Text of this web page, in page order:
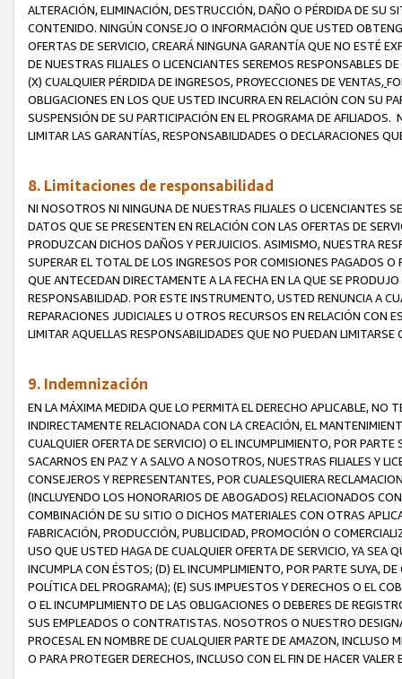
ALTERACIÓN, ELIMINACIÓN, DESTRUCCIÓN, DAÑO O PÉRDIDA DE SU
CONTENIDO. NINGÚN CONSEJO O INFORMACIÓN QUE USTED
OFERTAS DE SERVICIO, CREARÁ NINGUNA GARANTÍA QUE NO ESTÉ
DE NUESTRAS FILIALES O LICENCIANTES SEREMOS RESPONSABLES
(X) CUALQUIER PÉRDIDA DE INGRESOS, PROYECCIONES DE VENTAS,
OBLIGACIONES EN LOS QUE USTED INCURRA EN RELACIÓN CON SU
SUSPENSIÓN DE SU PARTICIPACIÓN EN EL PROGRAMA DE
LIMITAR LAS GARANTÍAS, RESPONSABILIDADES O DECLARACIONES
8. Limitaciones de responsabilidad
NI NOSOTROS NI NINGUNA DE NUESTRAS FILIALES O LICENCIANTES
DATOS QUE SE PRESENTEN EN RELACIÓN CON LAS OFERTAS DE
PRODUZCAN DICHOS DAÑOS Y PERJUICIOS. ASIMISMO, NUESTRA
SUPERAR EL TOTAL DE LOS INGRESOS POR COMISIONES PAGADOS
QUE ANTECEDAN DIRECTAMENTE A LA FECHA EN LA QUE SE
RESPONSABILIDAD. POR ESTE INSTRUMENTO, USTED RENUNCIA A
REPARACIONES JUDICIALES U OTROS RECURSOS EN RELACIÓN CON
LIMITAR AQUELLAS RESPONSABILIDADES QUE NO PUEDAN LIMITARSE
9. Indemnización
EN LA MÁXIMA MEDIDA QUE LO PERMITA EL DERECHO APLICABLE,
INDIRECTAMENTE RELACIONADA CON LA CREACIÓN, EL
CUALQUIER OFERTA DE SERVICIO) O EL INCUMPLIMIENTO, POR
SACARNOS EN PAZ Y A SALVO A NOSOTROS, NUESTRAS FILIALES Y
CONSEJEROS Y REPRESENTANTES, POR CUALESQUIERA
(INCLUYENDO LOS HONORARIOS DE ABOGADOS) RELACIONADOS
COMBINACIÓN DE SU SITIO O DICHOS MATERIALES CON OTRAS
FABRICACIÓN, PRODUCCIÓN, PUBLICIDAD, PROMOCIÓN O
USO QUE USTED HAGA DE CUALQUIER OFERTA DE SERVICIO, YA SEA
INCUMPLA CON ÉSTOS; (D) EL INCUMPLIMIENTO, POR PARTE SUYA,
POLÍTICA DEL PROGRAMA); (E) SUS IMPUESTOS Y DERECHOS O EL
O EL INCUMPLIMIENTO DE LAS OBLIGACIONES O DEBERES DE
SUS EMPLEADOS O CONTRATISTAS. NOSOTROS O NUESTRO
PROCESAL EN NOMBRE DE CUALQUIER PARTE DE AMAZON, INCLUSO
O PARA PROTEGER DERECHOS, INCLUSO CON EL FIN DE HACER VALER